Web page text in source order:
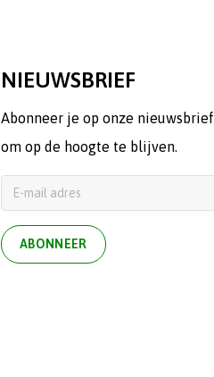
NIEUWSBRIEF
Abonneer je op onze nieuwsbrief
om op de hoogte te blijven.
ABONNEER